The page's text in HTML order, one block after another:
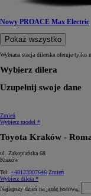
Nowy PROACE Max Electric
Pokaż wszystko
Wybrana stacja dilerska oferuje tylko
Wybierz dilera
Uzupełnij swoje dane
Zmień
Wybierz model *
Toyota Kraków -
ul. Zakopiańska 68
Kraków
Tel: +48123907646 Zmień
Wybierz dilera *
Najlepszy dzień na jazdę testową: